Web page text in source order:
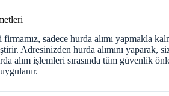
sadece hurda alımı yapmakla
Adresinizden hurda alımını yaparak,
alım işlemleri sırasında tüm güvenlik